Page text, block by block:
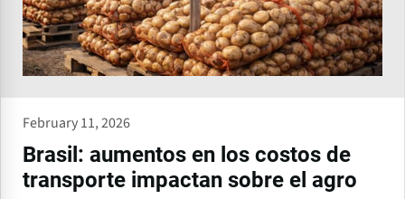
February 11, 2026
Brasil: aumentos en los costos de
transporte impactan sobre el agro